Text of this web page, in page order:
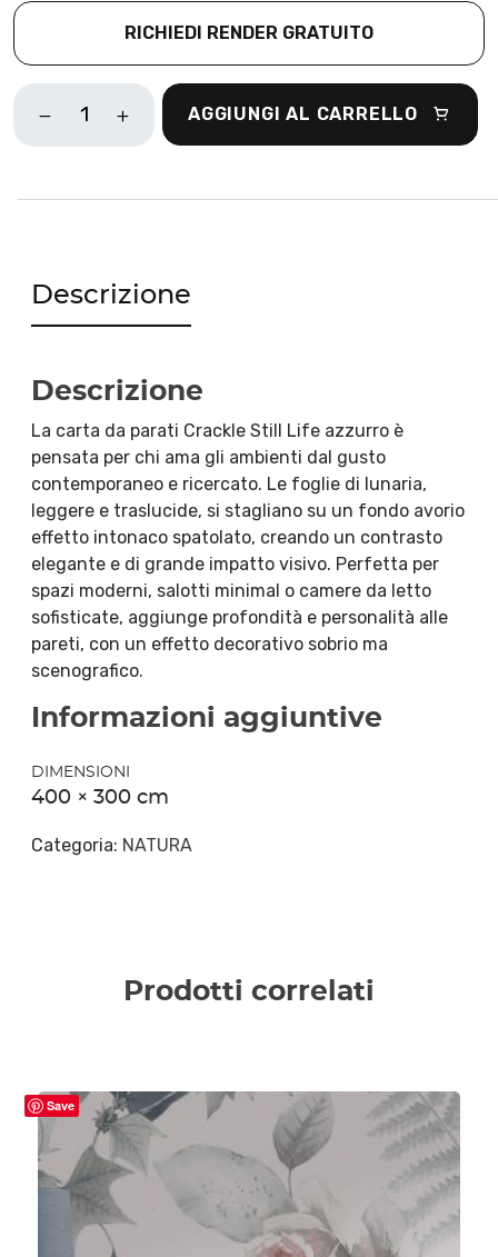
RICHIEDI RENDER GRATUITO
CRACKLE
AGGIUNGI AL CARRELLO
Descrizione
Descrizione
La carta da parati Crackle Still Life azzurro è
pensata per chi ama gli ambienti dal gusto
contemporaneo e ricercato. Le foglie di lunaria,
leggere e traslucide, si stagliano su un fondo avorio
effetto intonaco spatolato, creando un contrasto
elegante e di grande impatto visivo. Perfetta per
spazi moderni, salotti minimal o camere da letto
sofisticate, aggiunge profondità e personalità alle
pareti, con un effetto decorativo sobrio ma
scenografico.
Informazioni aggiuntive
DIMENSIONI
400 × 300 cm
Categoria: NATURA
Prodotti correlati
Save